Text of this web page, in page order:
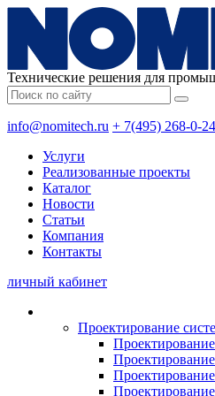
Технические решения для
info@nomitech.ru + 7(495) 268-0-
Услуги
Реализованные проекты
Каталог
Новости
Статьи
Компания
Контакты
личный кабинет
Проектирование